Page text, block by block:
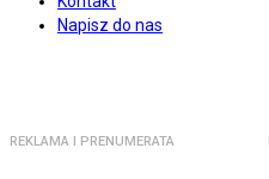
Napisz do nas
REKLAMA I PRENUMERATA